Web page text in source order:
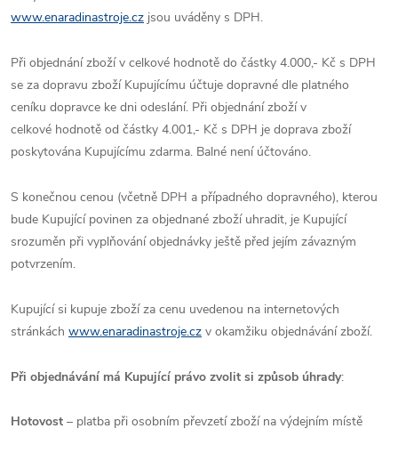
www.enaradinastroje.cz jsou uváděny s DPH.
Při objednání zboží v celkové hodnotě do částky 4.000,- Kč s DPH
se za dopravu zboží Kupujícímu účtuje dopravné dle platného
ceníku dopravce ke dni odeslání. Při objednání zboží v
celkové hodnotě od částky 4.001,- Kč s DPH je doprava zboží
poskytována Kupujícímu zdarma. Balné není účtováno.
S konečnou cenou (včetně DPH a případného dopravného), kterou
bude Kupující povinen za objednané zboží uhradit, je Kupující
srozuměn při vyplňování objednávky ještě před jejím závazným
potvrzením.
Kupující si kupuje zboží za cenu uvedenou na internetových
stránkách www.enaradinastroje.cz v okamžiku objednávání zboží.
Při objednávání má Kupující právo zvolit si způsob úhrady:
Hotovost – platba při osobním převzetí zboží na výdejním místě